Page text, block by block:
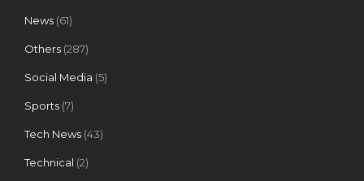
News (61)
Others (287)
Social Media (5)
Sports (7)
Tech News (43)
Technical (2)